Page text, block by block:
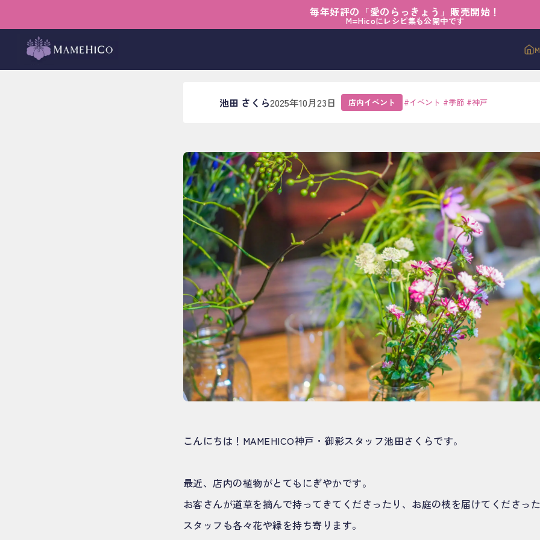
毎年好評の「愛のらっきょう」販売開始！
M=Hicoにレシピ集も公開中です
小さな発見を摘みながら
小さな発見を摘みながら
池田 さくら2025年10月23日 店内イベント #イベント #季節 #神戸
こんにちは！MAMEHICO神戸・御影スタッフ池田さくらです。
最近、店内の植物がとてもにぎやかです。
お客さんが道草を摘んで持ってきてくださったり、お庭の枝を届けてくださっ
スタッフも各々花や緑を持ち寄ります。